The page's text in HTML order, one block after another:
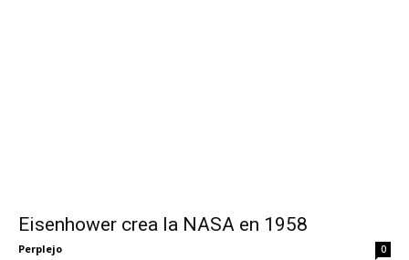
Eisenhower crea la NASA en 1958
Perplejo 0